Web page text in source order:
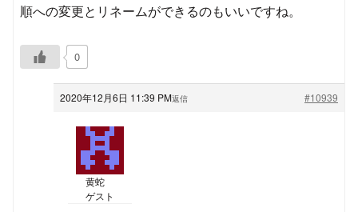
順への変更とリネームができるのもいいですね。
0
2020年12月6日 11:39 PM #10939
返信
黄蛇
ゲスト